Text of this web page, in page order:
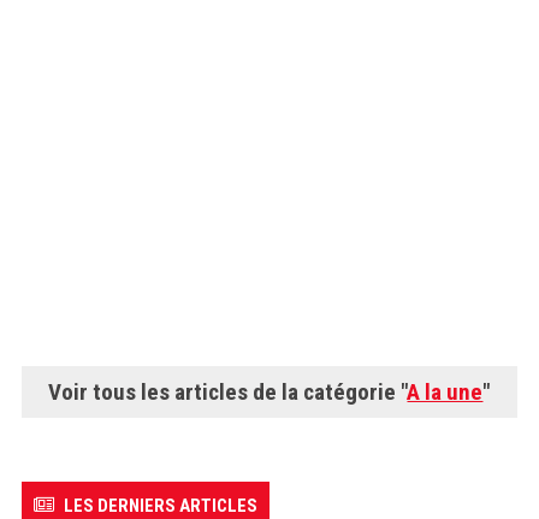
Voir tous les articles de la catégorie "A la une"
LES DERNIERS ARTICLES